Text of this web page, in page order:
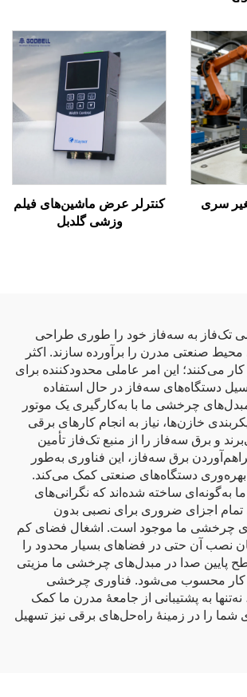
سری
کنترلر عرض ماشین‌های فیلم
وزشی گلدبل
تک‌فاز به سه‌فاز خود را طوری طراحی
محیط صنعتی مدرن را برآورده سازند. اکثر
می‌کنند؛ این امر عاملی محدودکننده برای
دستگاه‌های سه‌فاز در حال استفاده
چرخشی ما با به‌کارگیری یک موتور
خازن‌ها، نیاز به انجام کارهای برقی
و برق سه‌فاز را از منبع تک‌فاز تأمین
برق سه‌فاز، این فناوری به‌طور
بهره‌وری دستگاه‌های صنعتی کمک می‌کند.
ساخته شده‌اند که نگرانی‌های
اجزای ضروری برای نصبی بدون
چرخشی ما موجود است. اشغال فضای کم
نصب آن حتی در فضاهای بسیار محدود را
پایین صدا در مبدل‌های چرخشی ما مزیتی
کار محسوب می‌شود. فناوری چرخشی
به پشتیبانی از جامعهٔ مدرن ما کمک
شما را در زمینهٔ راه‌حل‌های برقی نیز تسهیل